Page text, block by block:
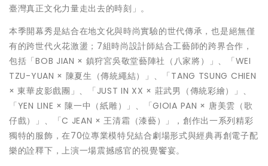
臺灣真正文化力量走出去的時刻」。
本季開幕秀是結合在地文化與時尚實驗的世代傳承，也是絕無僅
有的跨世代火花激盪；7組時尚設計師結合工藝師的跨界合作，
包括「BOB JIAN × 鎮狩宮吳敬堂藝陣社（八家將）」、「WEI
TZU-YUAN × 陳夏生（傳統繩結）」、「TANG TSUNG CHIEN
× 東華皮影戲團」、「JUST IN XX × 莊武男（傳統彩繪）」、
「YEN LINE × 陳一中（紙雕）」、「GIOIA PAN × 唐美雲（歌
仔戲）」、「C JEAN × 王清霜（漆藝）」，創作出一系列精彩
獨特的服飾，在70位專業模特兒結合劇場形式與經典再創電子配
樂的詮釋下，上演一場震撼感官的視覺饗宴。